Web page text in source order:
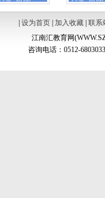
设为首页| 加入收藏| 联系
江南汇教育网
咨询电话：0512-